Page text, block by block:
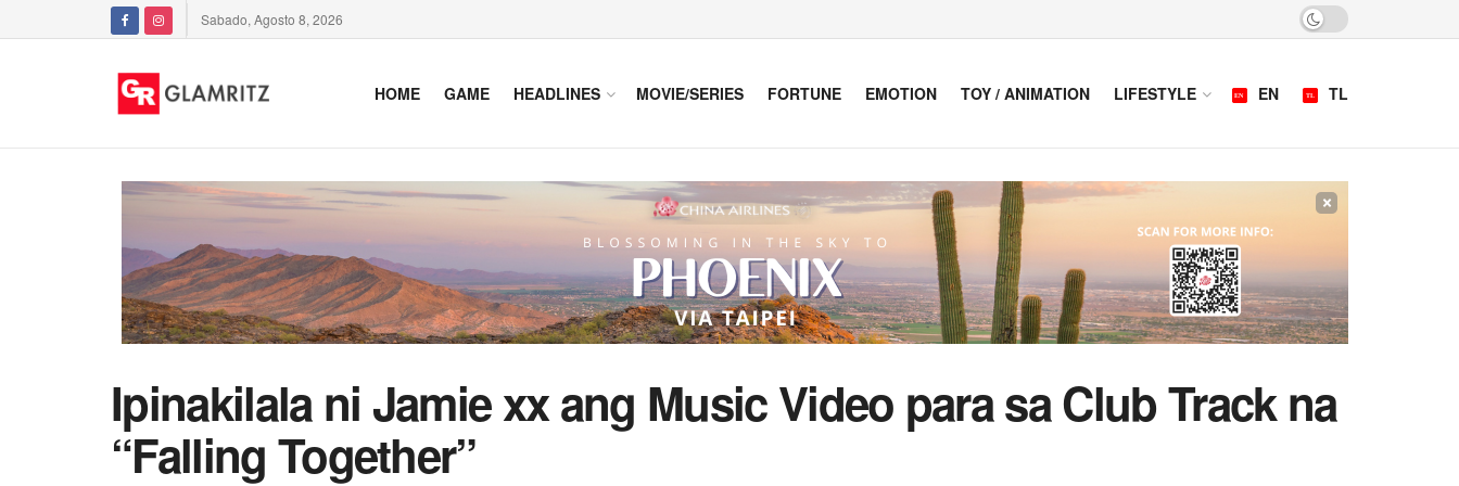
Sabado, Agosto 8, 2026
HOME GAME HEADLINES MOVIE/SERIES FORTUNE EMOTION TOY / ANIMATION LIFESTYLE EN TL
×
Ipinakilala ni Jamie xx ang Music Video para sa Club Track na
“Falling Together”